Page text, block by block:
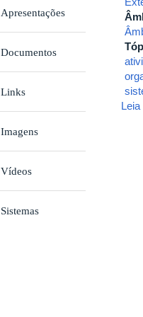
Apresentações
Documentos
Links
Imagens
Vídeos
Sistemas